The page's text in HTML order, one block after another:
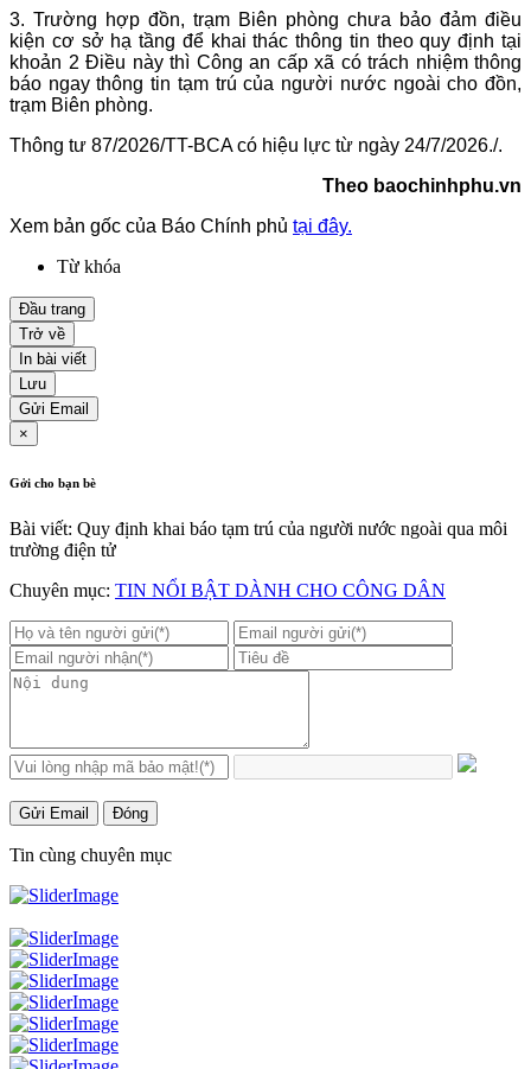
3. Trường hợp đồn, trạm Biên phòng chưa bảo đảm điều
kiện cơ sở hạ tầng để khai thác thông tin theo quy định tại
khoản 2 Điều này thì Công an cấp xã có trách nhiệm thông
báo ngay thông tin tạm trú của người nước ngoài cho đồn,
trạm Biên phòng.
Thông tư 87/2026/TT-BCA có hiệu lực từ ngày 24/7/2026./.
Theo baochinhphu.vn
Xem bản gốc của Báo Chính phủ tại đây.
Từ khóa
Đầu trang
Trở về
In bài viết
Lưu
Gửi Email
×
Gởi cho bạn bè
Bài viết: Quy định khai báo tạm trú của người nước ngoài qua môi
trường điện tử
Chuyên mục: TIN NỔI BẬT DÀNH CHO CÔNG DÂN
Gửi Email Đóng
Tin cùng chuyên mục